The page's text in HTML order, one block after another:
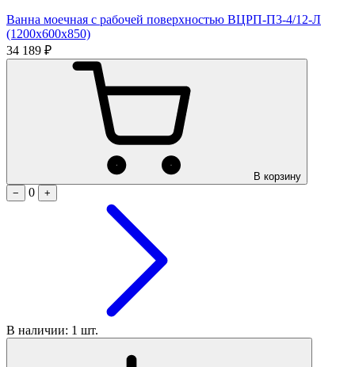
Ванна моечная с рабочей поверхностью ВЦРП-П3-4/12-Л
(1200х600х850)
34 189 ₽
В корзину
−
0 +
В наличии: 1 шт.